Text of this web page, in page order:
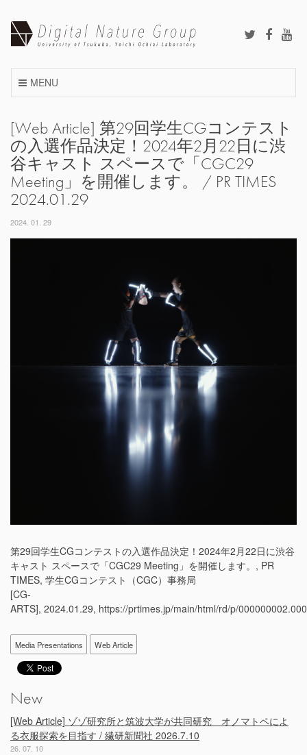
content
MENU
[Web Article] 第29回学生CGコンテスト
の入選作品決定！​2024年2月22日に渋
谷キャスト スペースで「CGC29
Meeting」を開催します。 / PR TIMES
2024.01.29
2024. 01. 29
第29回学生CGコンテストの入選作品決定！​2024年2月22日に渋谷
キャスト スペースで「CGC29 Meeting」を開催します。, PR
TIMES, 学生CGコンテスト（CGC）事務局
[CG-
ARTS], 2024.01.29, https://prtimes.jp/main/html/rd/p/
Media Presentations Web Article
New
[Web Article] ゾゾ研究所と筑波大学が共同研究 オノマトペによ
る衣服探索を目指す / 繊研新聞社 2026.7.10
26. 07. 10